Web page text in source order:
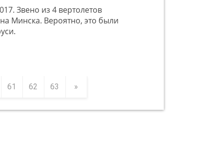
Звено из 4 вертолетов
Минска. Вероятно, это были
61 62 63 »